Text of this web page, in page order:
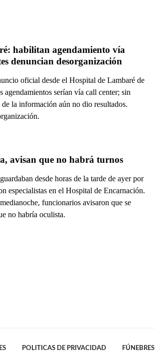
habilitan agendamiento vía
denuncian desorganización
oficial desde el Hospital de Lambaré de
agendamientos serían vía call center; sin
la información aún no dio resultados.
avisan que no habrá turnos
desde horas de la tarde de ayer por
especialistas en el Hospital de Encarnación.
funcionarios avisaron que se
no habría oculista.
POLITICAS DE PRIVACIDAD FÚNEBRES